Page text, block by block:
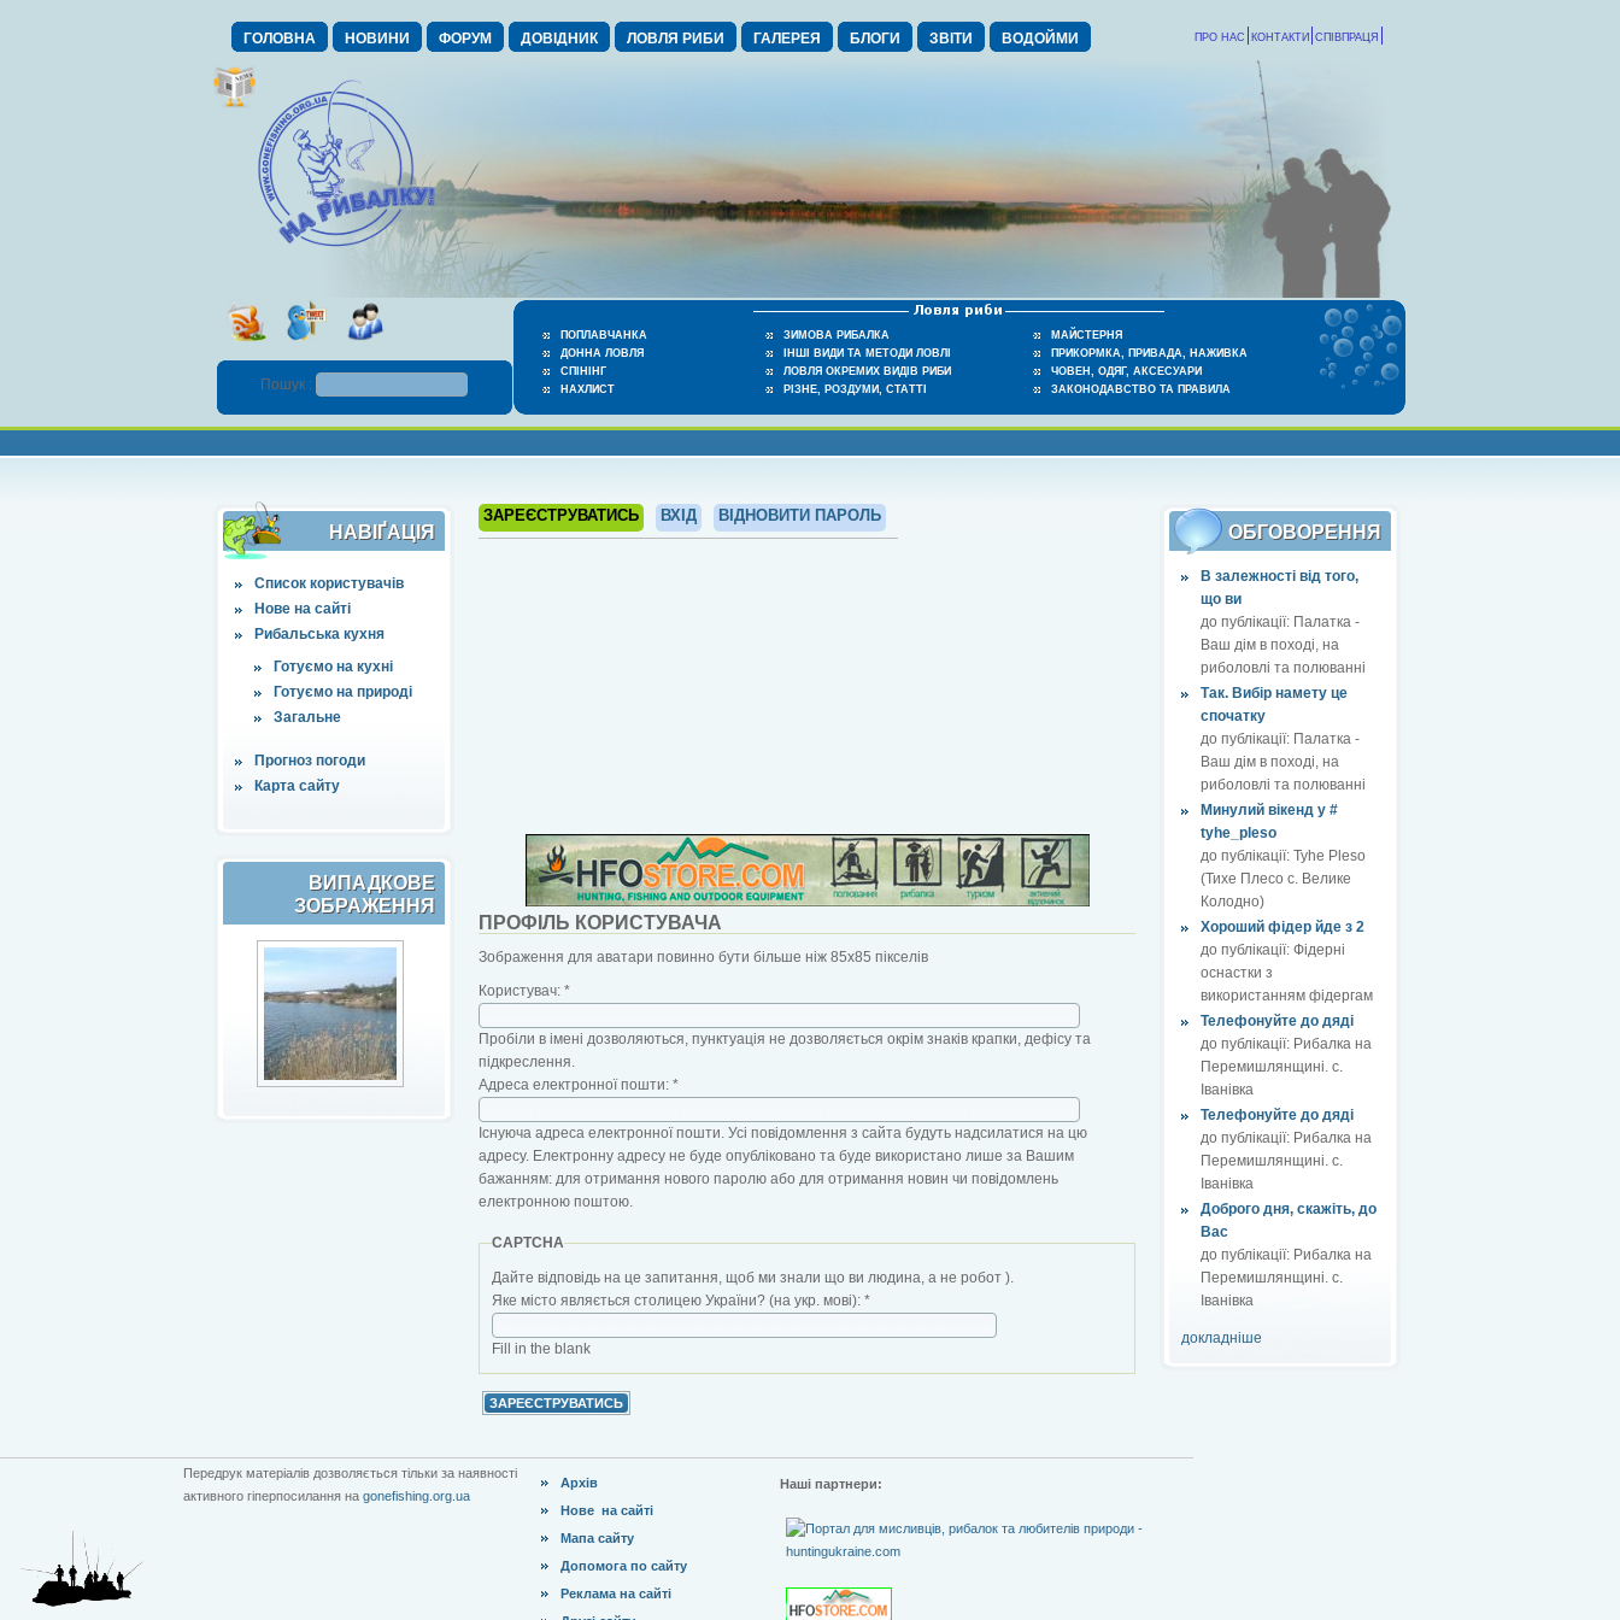
ГОЛОВНА НОВИНИ ФОРУМ ДОВІДНИК ЛОВЛЯ РИБИ ГАЛЕРЕЯ БЛОГИ ЗВІТИ ВОДОЙМИ СПІВПРАЦЯ
КОНТАКТИ
ПРО НАС
ПОПЛАВЧАНКА
ДОННА ЛОВЛЯ
СПІНІНГ
НАХЛИСТ
ЗИМОВА РИБАЛКА
ІНШІ ВИДИ ТА МЕТОДИ ЛОВЛІ
ЛОВЛЯ ОКРЕМИХ ВИДІВ РИБИ
РІЗНЕ, РОЗДУМИ, СТАТТІ
МАЙСТЕРНЯ
ПРИКОРМКА, ПРИВАДА, НАЖИВКА
ЧОВЕН, ОДЯГ, АКСЕСУАРИ
ЗАКОНОДАВСТВО ТА ПРАВИЛА
Пошук :
НАВІҐАЦІЯ
Список користувачів
Нове на сайті
Рибальська кухня
Готуємо на кухні
Готуємо на природі
Загальне
Прогноз погоди
Карта сайту
ВИПАДКОВЕ
ЗОБРАЖЕННЯ
ЗАРЕЄСТРУВАТИСЬ ВХІД ВІДНОВИТИ ПАРОЛЬ
ОБГОВОРЕННЯ
В залежності від того,
що ви
до публікації: Палатка -
Ваш дім в поході, на
риболовлі та полюванні
Так. Вибір намету це
спочатку
до публікації: Палатка -
Ваш дім в поході, на
риболовлі та полюванні
Минулий вікенд у #
tyhe_pleso
до публікації: Tyhe Pleso
(Тихе Плесо с. Велике
Колодно)
Хороший фідер йде з 2
до публікації: Фідерні
оснастки з
використанням фідергам
Телефонуйте до дяді
до публікації: Рибалка на
Перемишлянщині. с.
Іванівка
Телефонуйте до дяді
до публікації: Рибалка на
Перемишлянщині. с.
Іванівка
Доброго дня, скажіть, до
Вас
до публікації: Рибалка на
Перемишлянщині. с.
Іванівка
докладніше
ПРОФІЛЬ КОРИСТУВАЧА
Зображення для аватари повинно бути більше ніж 85x85 пікселів
Користувач: *
Пробіли в імені дозволяються, пунктуація не дозволяється окрім знаків крапки, дефісу та
підкреслення.
Адреса електронної пошти: *
Існуюча адреса електронної пошти. Усі повідомлення з сайта будуть надсилатися на цю
адресу. Електронну адресу не буде опубліковано та буде використано лише за Вашим
бажанням: для отримання нового паролю або для отримання новин чи повідомлень
електронною поштою.
CAPTCHA
Дайте відповідь на це запитання, щоб ми знали що ви людина, а не робот ).
Яке місто являється столицею України? (на укр. мові): *
Fill in the blank
Передрук матеріалів дозволяється тільки за наявності
активного гіперпосилання на gonefishing.org.ua
Архів
Нове на сайті
Мапа сайту
Допомога по сайту
Реклама на сайті
Наші партнери: